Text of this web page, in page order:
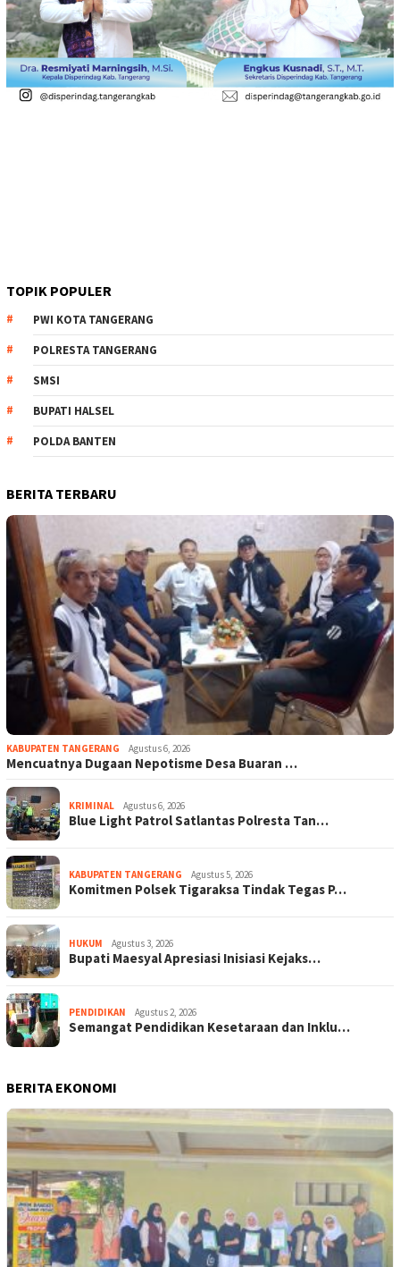
TOPIK POPULER
PWI KOTA TANGERANG
POLRESTA TANGERANG
SMSI
BUPATI HALSEL
POLDA BANTEN
BERITA TERBARU
KABUPATEN TANGERANG Agustus 6, 2026
Mencuatnya Dugaan Nepotisme Desa Buaran …
KRIMINAL Agustus 6, 2026
Blue Light Patrol Satlantas Polresta Tan…
KABUPATEN TANGERANG Agustus 5, 2026
Komitmen Polsek Tigaraksa Tindak Tegas P…
HUKUM Agustus 3, 2026
Bupati Maesyal Apresiasi Inisiasi Kejaks…
PENDIDIKAN Agustus 2, 2026
Semangat Pendidikan Kesetaraan dan Inklu…
BERITA EKONOMI